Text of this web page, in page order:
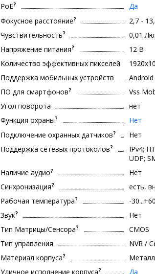
PoE?
Да
Фокусное расстояние?
2,7 -
Чувствительность?
0,01
Напряжение питания?
12 В
Количество эффективных пикселей
Поддержка мобильных устройств
Android
ПО для смартфонов?
Vss
Угол поворота
нет
Функция охраны?
Нет
Подключение охранных датчиков?
Нет
Поддержка сетевых протоколов?
IPv4;
UDP;
Наличие аудио?
Нет
Синхронизация?
есть,
Рабочая температура?
-
Звук?
Нет
Тип Матрицы/Сенсора?
CMOS
Тип управления
NVR /
Материал корпуса?
Металл
Уличное исполнение корпуса?
Да